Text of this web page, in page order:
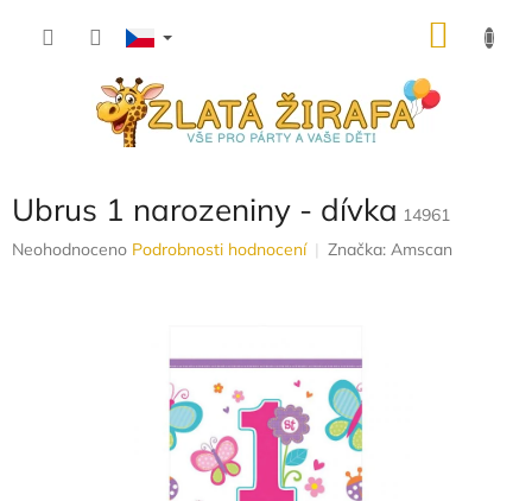
Ubrus 1 narozeniny - dívka 14961
Průměrné
Neohodnoceno Podrobnosti hodnocení Značka: Amscan